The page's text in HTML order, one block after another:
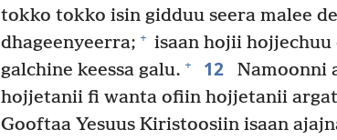
tokko tokko isin gidduu seera malee
dhageenyeerra; + isaan hojii
galchine keessa galu. + 12
Namoonni
hojjetanii fi wanta ofiin hojjetanii
Gooftaa Yesuus Kiristoosiin isaan